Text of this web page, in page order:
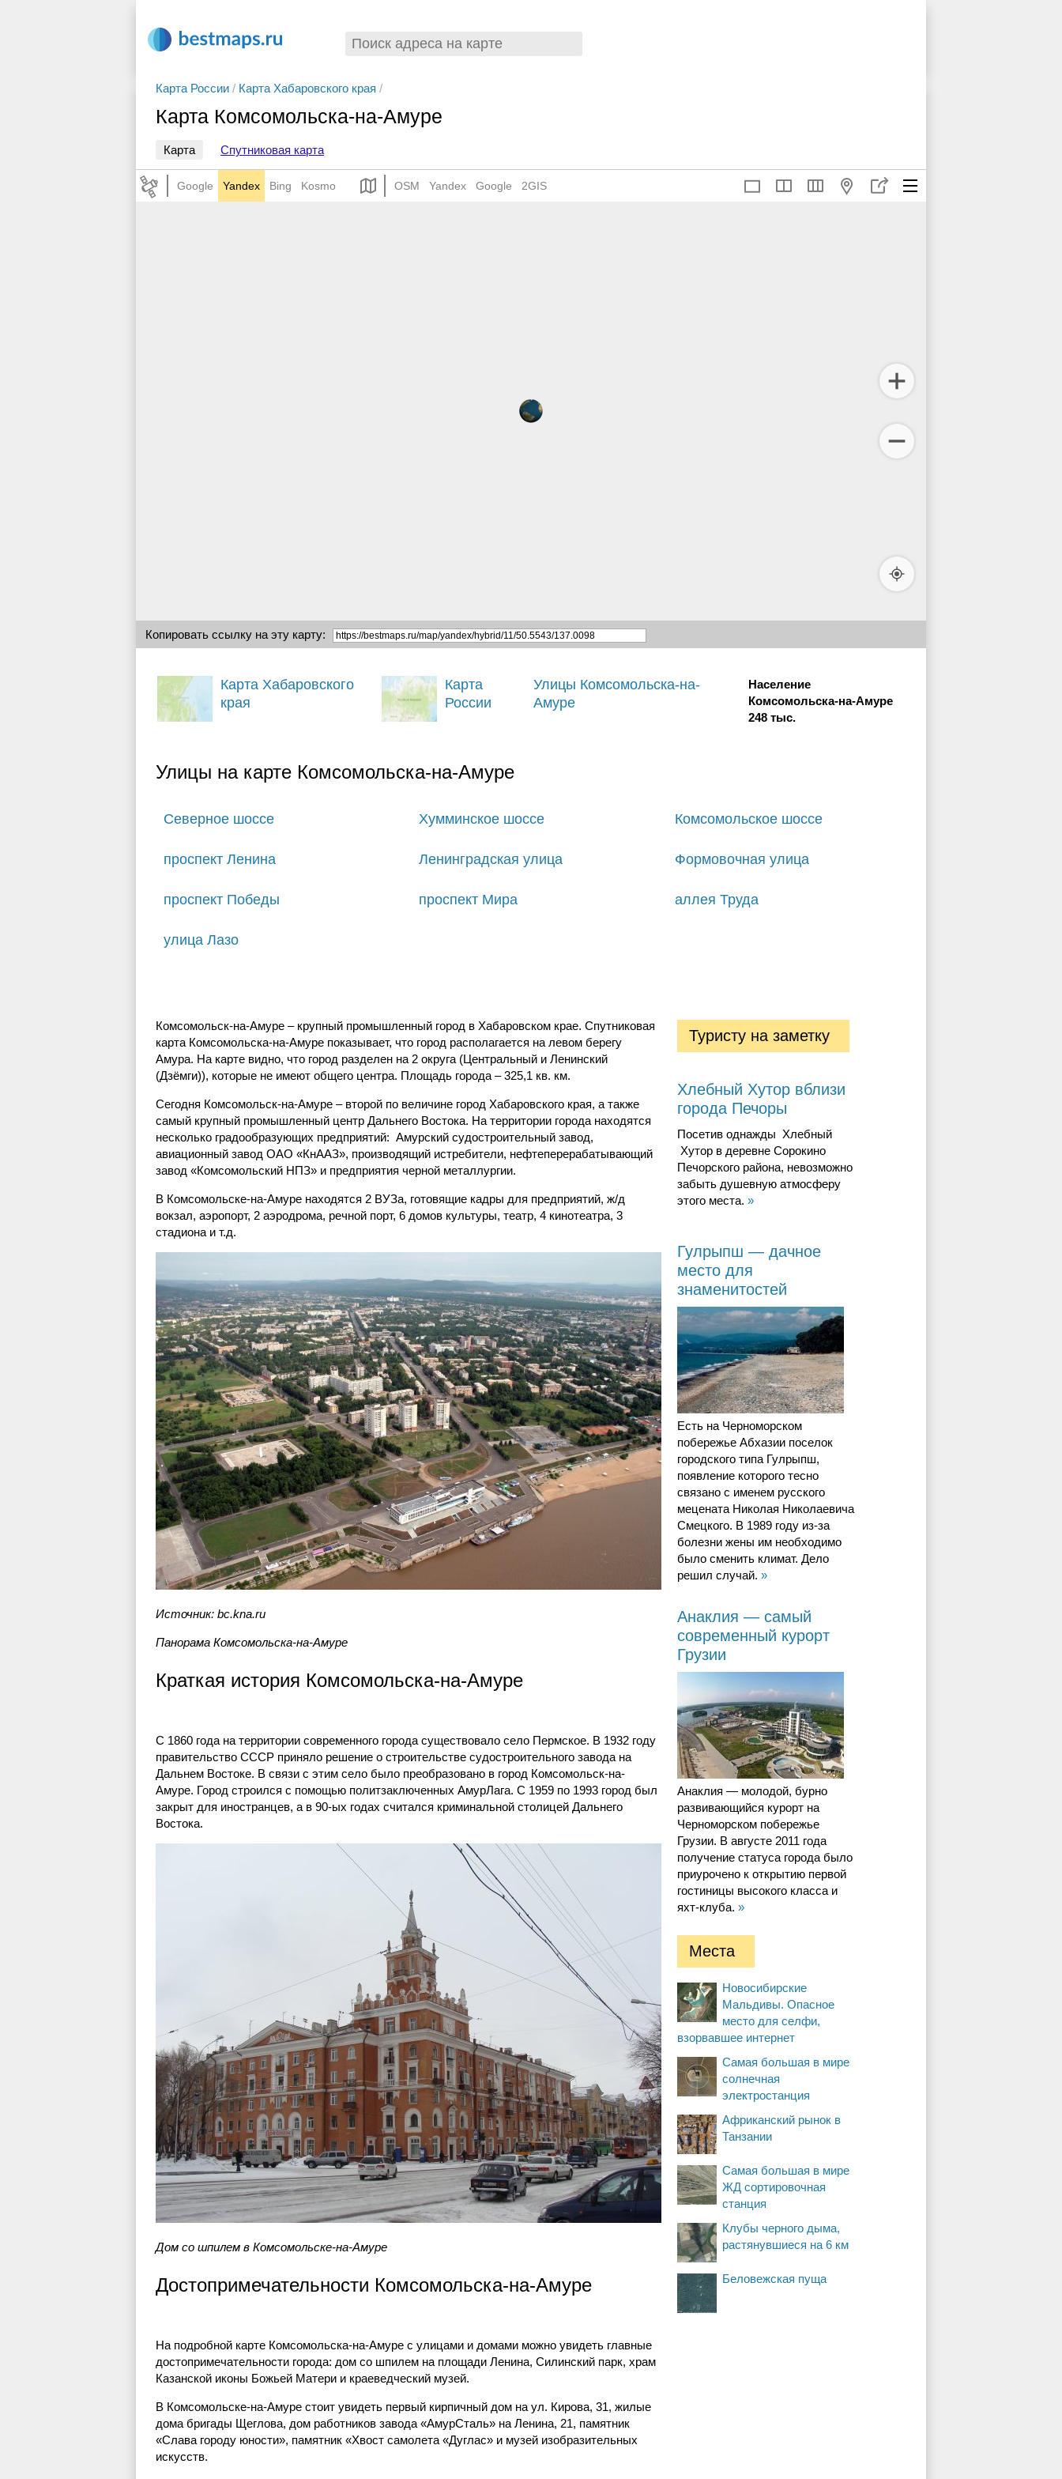
Карта России / Карта Хабаровского края /
Карта Комсомольска-на-Амуре
Карта Спутниковая карта
Google Yandex Bing Kosmo OSM Yandex Google 2GIS
Копировать ссылку на эту карту:
Карта Хабаровского
края
Карта
России
Улицы Комсомольска-на-
Амуре
Население
Комсомольска-на-Амуре
248 тыс.
Улицы на карте Комсомольска-на-Амуре
Северное шоссе Хумминское шоссе Комсомольское шоссе
проспект Ленина Ленинградская улица Формовочная улица
проспект Победы проспект Мира аллея Труда
улица Лазо
Комсомольск-на-Амуре – крупный промышленный город в Хабаровском крае. Спутниковая
карта Комсомольска-на-Амуре показывает, что город располагается на левом берегу
Амура. На карте видно, что город разделен на 2 округа (Центральный и Ленинский
(Дзёмги)), которые не имеют общего центра. Площадь города – 325,1 кв. км.
Сегодня Комсомольск-на-Амуре – второй по величине город Хабаровского края, а также
самый крупный промышленный центр Дальнего Востока. На территории города находятся
несколько градообразующих предприятий: Амурский судостроительный завод,
авиационный завод ОАО «КнААЗ», производящий истребители, нефтеперерабатывающий
завод «Комсомольский НПЗ» и предприятия черной металлургии.
В Комсомольске-на-Амуре находятся 2 ВУЗа, готовящие кадры для предприятий, ж/д
вокзал, аэропорт, 2 аэродрома, речной порт, 6 домов культуры, театр, 4 кинотеатра, 3
стадиона и т.д.
Источник: bc.kna.ru
Панорама Комсомольска-на-Амуре
Краткая история Комсомольска-на-Амуре
С 1860 года на территории современного города существовало село Пермское. В 1932 году
правительство СССР приняло решение о строительстве судостроительного завода на
Дальнем Востоке. В связи с этим село было преобразовано в город Комсомольск-на-
Амуре. Город строился с помощью политзаключенных АмурЛага. С 1959 по 1993 город был
закрыт для иностранцев, а в 90-ых годах считался криминальной столицей Дальнего
Востока.
Дом со шпилем в Комсомольске-на-Амуре
Достопримечательности Комсомольска-на-Амуре
На подробной карте Комсомольска-на-Амуре с улицами и домами можно увидеть главные
достопримечательности города: дом со шпилем на площади Ленина, Силинский парк, храм
Казанской иконы Божьей Матери и краеведческий музей.
В Комсомольске-на-Амуре стоит увидеть первый кирпичный дом на ул. Кирова, 31, жилые
дома бригады Щеглова, дом работников завода «АмурСталь» на Ленина, 21, памятник
«Слава городу юности», памятник «Хвост самолета «Дуглас» и музей изобразительных
искусств.
Туристу на заметку
Хлебный Хутор вблизи
города Печоры
Посетив однажды Хлебный
Хутор в деревне Сорокино
Печорского района, невозможно
забыть душевную атмосферу
этого места. »
Гулрыпш — дачное
место для
знаменитостей
Есть на Черноморском
побережье Абхазии поселок
городского типа Гулрыпш,
появление которого тесно
связано с именем русского
мецената Николая Николаевича
Смецкого. В 1989 году из-за
болезни жены им необходимо
было сменить климат. Дело
решил случай. »
Анаклия — самый
современный курорт
Грузии
Анаклия — молодой, бурно
развивающийся курорт на
Черноморском побережье
Грузии. В августе 2011 года
получение статуса города было
приурочено к открытию первой
гостиницы высокого класса и
яхт-клуба. »
Места
Новосибирские
Мальдивы. Опасное
место для селфи,
взорвавшее интернет
Самая большая в мире
солнечная
электростанция
Африканский рынок в
Танзании
Самая большая в мире
ЖД сортировочная
станция
Клубы черного дыма,
растянувшиеся на 6 км
Беловежская пуща